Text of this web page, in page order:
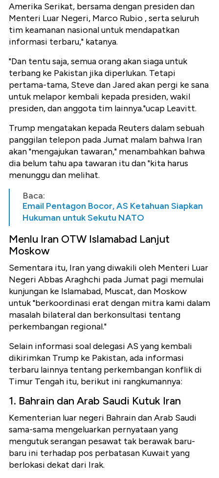
Amerika Serikat, bersama dengan presiden dan
Menteri Luar Negeri, Marco Rubio , serta seluruh
tim keamanan nasional untuk mendapatkan
informasi terbaru," katanya.
"Dan tentu saja, semua orang akan siaga untuk
terbang ke Pakistan jika diperlukan. Tetapi
pertama-tama, Steve dan Jared akan pergi ke sana
untuk melapor kembali kepada presiden, wakil
presiden, dan anggota tim lainnya."ucap Leavitt.
Trump mengatakan kepada Reuters dalam sebuah
panggilan telepon pada Jumat malam bahwa Iran
akan "mengajukan tawaran," menambahkan bahwa
dia belum tahu apa tawaran itu dan "kita harus
menunggu dan melihat.
Baca:
Email Pentagon Bocor, AS Ketahuan Siapkan
Hukuman untuk Sekutu NATO
Menlu Iran OTW Islamabad Lanjut
Moskow
Sementara itu, Iran yang diwakili oleh Menteri Luar
Negeri Abbas Araghchi pada Jumat pagi memulai
kunjungan ke Islamabad, Muscat, dan Moskow
untuk "berkoordinasi erat dengan mitra kami dalam
masalah bilateral dan berkonsultasi tentang
perkembangan regional."
Selain informasi soal delegasi AS yang kembali
dikirimkan Trump ke Pakistan, ada informasi
terbaru lainnya tentang perkembangan konflik di
Timur Tengah itu, berikut ini rangkumannya:
1. Bahrain dan Arab Saudi Kutuk Iran
Kementerian luar negeri Bahrain dan Arab Saudi
sama-sama mengeluarkan pernyataan yang
mengutuk serangan pesawat tak berawak baru-
baru ini terhadap pos perbatasan Kuwait yang
berlokasi dekat dari Irak.